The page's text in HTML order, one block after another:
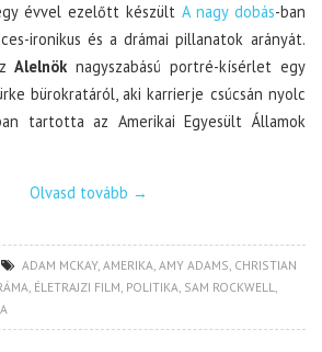
évvel ezelőtt készült A nagy dobás-ban
ironikus és a drámai pillanatok arányát.
Alelnök nagyszabású portré-kísérlet egy
bürokratáról, aki karrierje csúcsán nyolc
tartotta az Amerikai Egyesült Államok
Olvasd tovább →
ADAM MCKAY,AMERIKA,AMY ADAMS, CHRISTIAN
, ÉLETRAJZI FILM, POLITIKA, SAM ROCKWELL,